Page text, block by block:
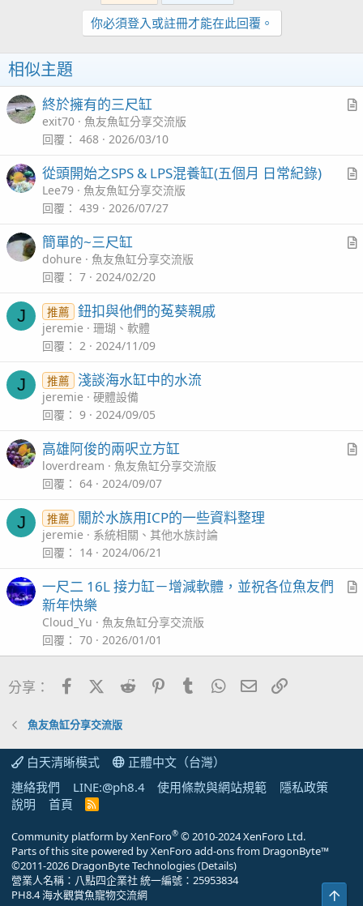
你必須登入或註冊才能在此回覆。
相似主題
c
終於擁有的三尺缸
exit70
魚友魚缸分享交流版
回覆
468 2026/03/10
c
從頭開始之SPS & LPS混養缸(五個月 日常紀錄)
Lee79
魚友魚缸分享交流版
回覆
439 2026/07/27
簡單的~三尺缸
dohure
魚友魚缸分享交流版
回覆
7 2024/02/20
J 推薦 鈕扣與他們的菟葵親戚
jeremie
珊瑚、軟體
回覆
2 2024/11/09
J 推薦 淺談海水缸中的水流
jeremie
硬體設備
回覆
9 2024/09/05
高雄阿俊的兩呎立方缸
loverdream
魚友魚缸分享交流版
回覆
64 2024/09/07
J 推薦 關於水族用ICP的一些資料整理
jeremie
系統相關、其他水族討論
回覆
14 2024/06/21
c
一尺二 16L 接力缸－增減軟體，並祝各位魚友們
新年快樂
Cloud_Yu
魚友魚缸分享交流版
回覆
70 2026/01/01
分享： FacebookX (Twitter)
Reddit PinterestTumblrWhatsApp電子郵件
魚友魚缸分享交流版
白天清晰模式
正體中文（台灣）
連絡我們
LINE:@ph8.4 使用條款與網站規範
隱私政策
說明
首頁
R
Community platform by XenForo® © 2010-2024 XenForo Ltd.
Parts of this site powered byXenForo add-ons from DragonByte™
©2011-2026 DragonByte Technologies(Details)
營業人名稱：八點四企業社 統一編號：25953834
PH8.4 海水觀賞魚寵物交流網